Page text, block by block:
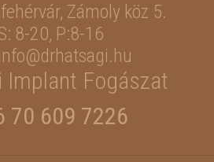
Zámoly köz 5.
8-20, P:8-16
Implant Fogászat
70 609 7226